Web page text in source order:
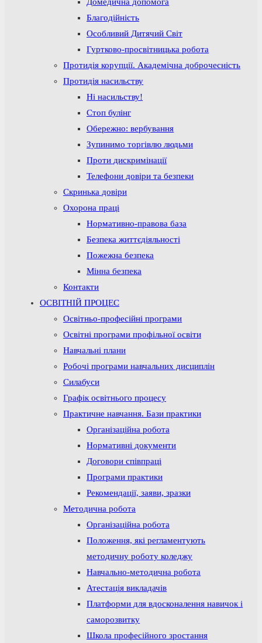
Благодійність
Особливий Дитячий Світ
Гуртково-просвітницька робота
Протидія корупції. Академічна доброчесність
Протидія насильству
Ні насильству!
Стоп булінг
Обережно: вербування
Зупинимо торгівлю людьми
Проти дискримінації
Телефони довіри та безпеки
Скринька довіри
Охорона праці
Нормативно-правова база
Безпека життєдіяльності
Пожежна безпека
Мінна безпека
Контакти
ОСВІТНІЙ ПРОЦЕС
Освітньо-професійні програми
Освітні програми профільної освіти
Навчальні плани
Робочі програми навчальних дисциплін
Силабуси
Графік освітнього процесу
Практичне навчання. Бази практики
Організаційна робота
Нормативні документи
Договори співпраці
Програми практики
Рекомендації, заяви, зразки
Методична робота
Організаційна робота
Положення, які регламентують
методичну роботу коледжу
Навчально-методична робота
Атестація викладачів
Платформи для вдосконалення навичок і
саморозвитку
Школа професійного зростання